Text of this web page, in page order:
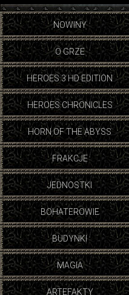
NOWINY
O GRZE
HEROES 3 HD EDITION
HEROES CHRONICLES
HORN OF THE ABYSS
FRAKCJE
JEDNOSTKI
BOHATEROWIE
BUDYNKI
MAGIA
ARTEFAKTY